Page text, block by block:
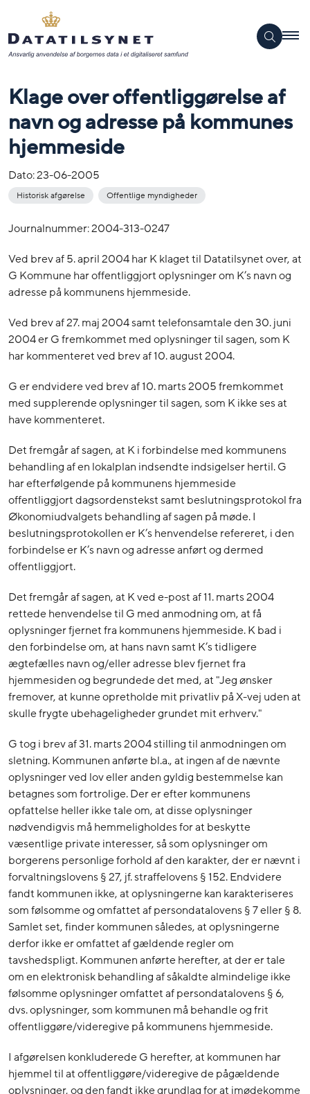
Klage over offentliggørelse af
navn og adresse på kommunes
hjemmeside
Dato:23-06-2005
Historisk afgørelse Offentlige myndigheder
Journalnummer: 2004-313-0247
Ved brev af 5. april 2004 har K klaget til Datatilsynet over, at
G Kommune har offentliggjort oplysninger om K’s navn og
adresse på kommunens hjemmeside.
Ved brev af 27. maj 2004 samt telefonsamtale den 30. juni
2004 er G fremkommet med oplysninger til sagen, som K
har kommenteret ved brev af 10. august 2004.
G er endvidere ved brev af 10. marts 2005 fremkommet
med supplerende oplysninger til sagen, som K ikke ses at
have kommenteret.
Det fremgår af sagen, at K i forbindelse med kommunens
behandling af en lokalplan indsendte indsigelser hertil. G
har efterfølgende på kommunens hjemmeside
offentliggjort dagsordenstekst samt beslutningsprotokol fra
Økonomiudvalgets behandling af sagen på møde. I
beslutningsprotokollen er K’s henvendelse refereret, i den
forbindelse er K’s navn og adresse anført og dermed
offentliggjort.
Det fremgår af sagen, at K ved e-post af 11. marts 2004
rettede henvendelse til G med anmodning om, at få
oplysninger fjernet fra kommunens hjemmeside. K bad i
den forbindelse om, at hans navn samt K’s tidligere
ægtefælles navn og/eller adresse blev fjernet fra
hjemmesiden og begrundede det med, at "Jeg ønsker
fremover, at kunne opretholde mit privatliv på X-vej uden at
skulle frygte ubehageligheder grundet mit erhverv."
G tog i brev af 31. marts 2004 stilling til anmodningen om
sletning. Kommunen anførte bl.a., at ingen af de nævnte
oplysninger ved lov eller anden gyldig bestemmelse kan
betagnes som fortrolige. Der er efter kommunens
opfattelse heller ikke tale om, at disse oplysninger
nødvendigvis må hemmeligholdes for at beskytte
væsentlige private interesser, så som oplysninger om
borgerens personlige forhold af den karakter, der er nævnt i
forvaltningslovens § 27, jf. straffelovens § 152. Endvidere
fandt kommunen ikke, at oplysningerne kan karakteriseres
som følsomme og omfattet af persondatalovens § 7 eller § 8.
Samlet set, finder kommunen således, at oplysningerne
derfor ikke er omfattet af gældende regler om
tavshedspligt. Kommunen anførte herefter, at der er tale
om en elektronisk behandling af såkaldte almindelige ikke
følsomme oplysninger omfattet af persondatalovens § 6,
dvs. oplysninger, som kommunen må behandle og frit
offentliggøre/videregive på kommunens hjemmeside.
I afgørelsen konkluderede G herefter, at kommunen har
hjemmel til at offentliggøre/videregive de pågældende
oplysninger, og den fandt ikke grundlag for at imødekomme